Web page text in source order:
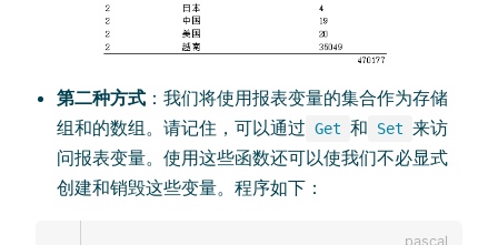
第二种方式 ：我们将使用报表变量的集合作为存储
组和的数组。请记住，可以通过 Get 和 Set 来访
问报表变量。使用这些函数还可以使我们不必显式
创建和销毁这些变量。程序如下：